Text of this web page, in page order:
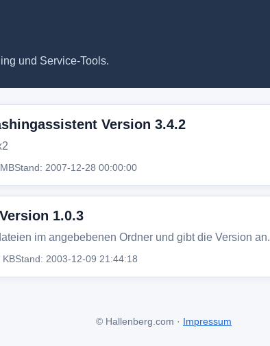
und Service-Tools.
Version 3.4.2
Stand: 2007-12-28 00:00:00
1.0.3
im angebebenen Ordner und gibt die Version an.
KBStand: 2003-12-09 21:44:18
© Hallenberg.com · Impressum